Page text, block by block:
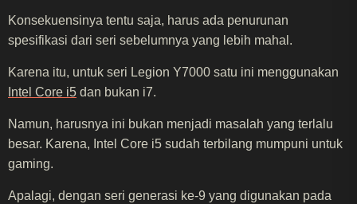
Konsekuensinya tentu saja, harus ada penurunan
spesifikasi dari seri sebelumnya yang lebih mahal.
Karena itu, untuk seri Legion Y7000 satu ini menggunakan
Intel Core i5 dan bukan i7.
Namun, harusnya ini bukan menjadi masalah yang terlalu
besar. Karena, Intel Core i5 sudah terbilang mumpuni untuk
gaming.
Apalagi, dengan seri generasi ke-9 yang digunakan pada